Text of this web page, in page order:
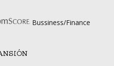
Bussiness/Finance